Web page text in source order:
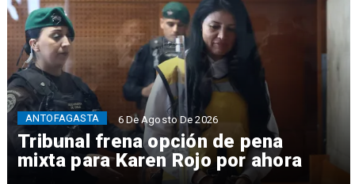
Tribunal frena opción de pena
mixta para Karen Rojo por ahora
ANTOFAGASTA 6 De Agosto De 2026